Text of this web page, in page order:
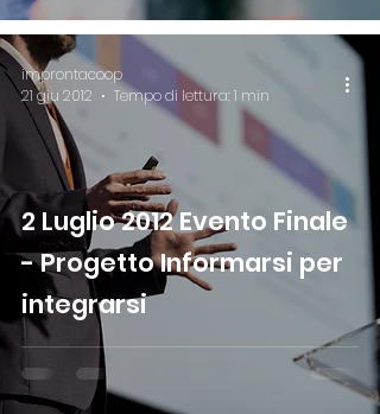
2 Luglio 2012 Evento Finale
- Progetto Informarsi per
integrarsi
improntacoop
21 giu 2012
Tempo di lettura: 1 min